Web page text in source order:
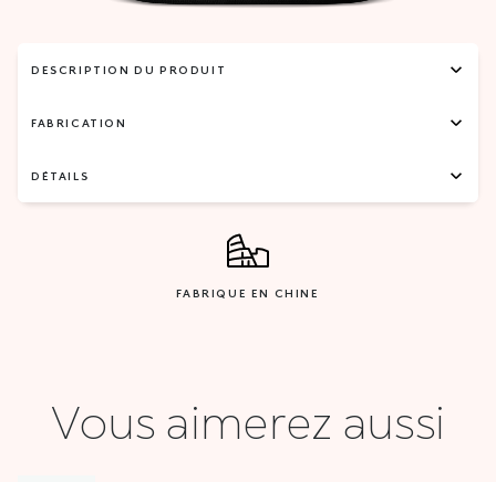
DESCRIPTION DU PRODUIT
FABRICATION
DÉTAILS
FABRIQUE EN CHINE
Vous aimerez aussi